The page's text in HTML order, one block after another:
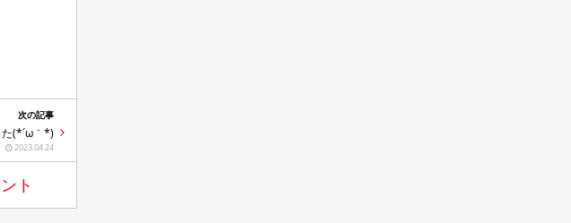
次の記事
た(*´ω｀*)
2023.04.24
ト